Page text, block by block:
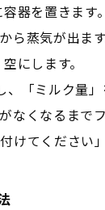
器を置きます
蒸気が出ます
にします。
「ミルク量」
くなるまで
けてください